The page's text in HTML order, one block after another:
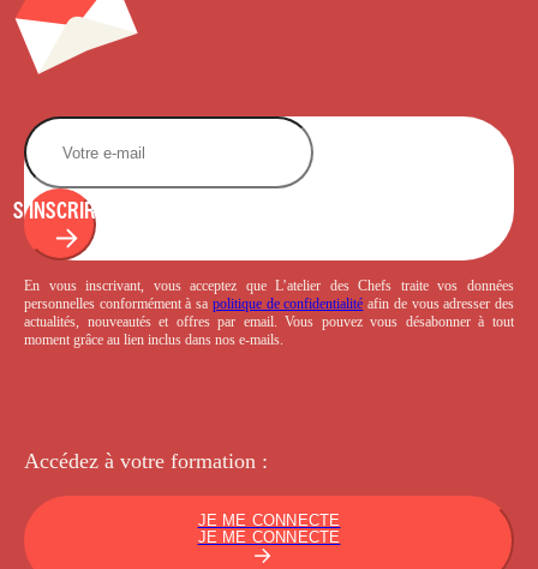
S'INSCRIRE
En vous inscrivant, vous acceptez que L’atelier des Chefs traite vos données
personnelles conformément à sa politique de confidentialité afin de vous adresser des
actualités, nouveautés et offres par email. Vous pouvez vous désabonner à tout
moment grâce au lien inclus dans nos e-mails.
Accédez à votre formation :
JE ME CONNECTE
JE ME CONNECTE